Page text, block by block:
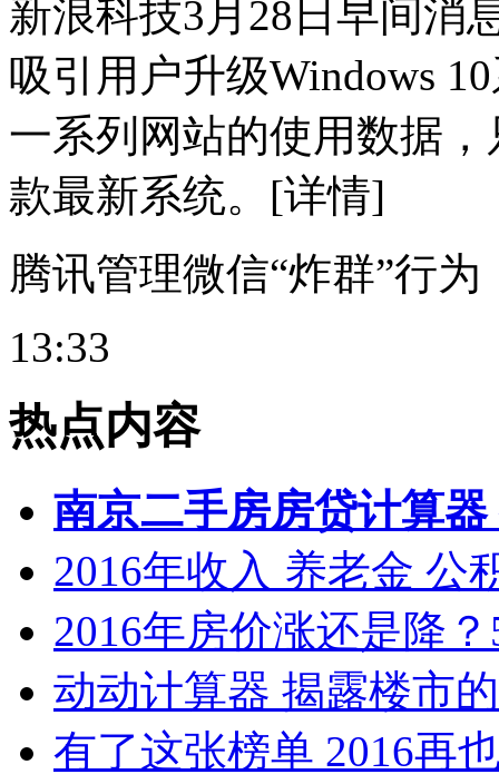
新浪科技3月28日早间消
吸引用户升级Windows
一系列网站的使用数据，
款最新系统。[详情]
腾讯管理微信“炸群”行
13:33
热点内容
南京二手房房贷计算
2016年收入 养老金 公
2016年房价涨还是降
动动计算器 揭露楼市
有了这张榜单 2016再